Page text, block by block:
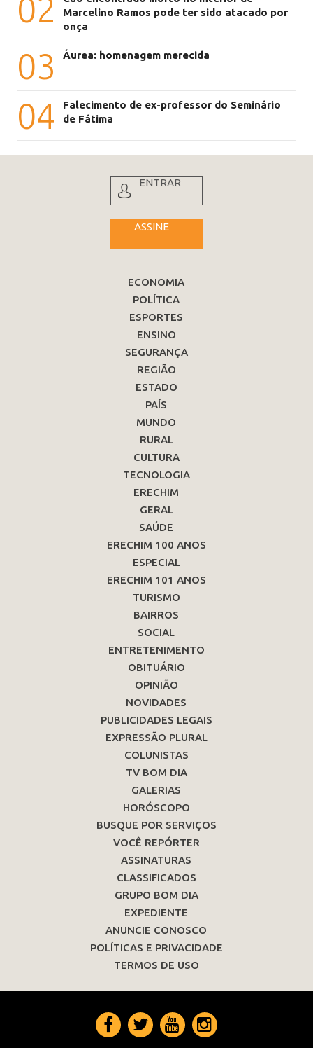
02
Marcelino Ramos pode ter sido atacado por
onça
03 Áurea: homenagem merecida
04
Falecimento de ex-professor do Seminário
de Fátima
ENTRAR
ASSINE
ECONOMIA
POLÍTICA
ESPORTES
ENSINO
SEGURANÇA
REGIÃO
ESTADO
PAÍS
MUNDO
RURAL
CULTURA
TECNOLOGIA
ERECHIM
GERAL
SAÚDE
ERECHIM 100 ANOS
ESPECIAL
ERECHIM 101 ANOS
TURISMO
BAIRROS
SOCIAL
ENTRETENIMENTO
OBITUÁRIO
OPINIÃO
NOVIDADES
PUBLICIDADES LEGAIS
EXPRESSÃO PLURAL
COLUNISTAS
TV BOM DIA
GALERIAS
HORÓSCOPO
BUSQUE POR SERVIÇOS
VOCÊ REPÓRTER
ASSINATURAS
CLASSIFICADOS
GRUPO BOM DIA
EXPEDIENTE
ANUNCIE CONOSCO
POLÍTICAS E PRIVACIDADE
TERMOS DE USO